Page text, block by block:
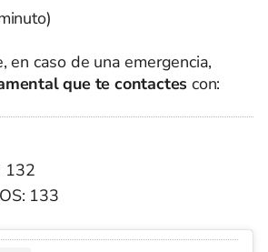
en caso de una emergencia,
que te contactes con:
132
133